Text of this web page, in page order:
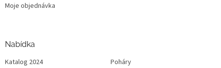
Moje objednávka
Nabídka
Katalog 2024
Poháry